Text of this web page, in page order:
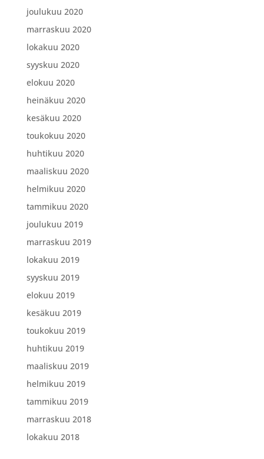
joulukuu 2020
marraskuu 2020
lokakuu 2020
syyskuu 2020
elokuu 2020
heinäkuu 2020
kesäkuu 2020
toukokuu 2020
huhtikuu 2020
maaliskuu 2020
helmikuu 2020
tammikuu 2020
joulukuu 2019
marraskuu 2019
lokakuu 2019
syyskuu 2019
elokuu 2019
kesäkuu 2019
toukokuu 2019
huhtikuu 2019
maaliskuu 2019
helmikuu 2019
tammikuu 2019
marraskuu 2018
lokakuu 2018